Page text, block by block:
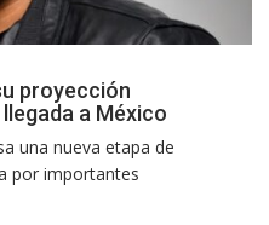
proyección
a México
una nueva etapa de
por importantes